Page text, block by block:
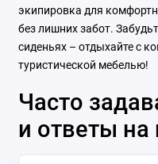
экипировка для
без лишних забот.
сиденьях – отдыхайте с
туристической мебелью!
Часто
и ответы на